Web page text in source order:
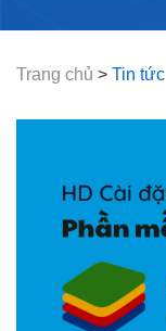
Trang chủ > Tin tức